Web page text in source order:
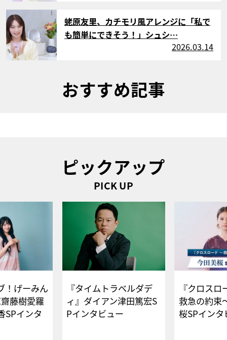
サムネイル
蛯原友里、カチモリ風アレンジに「私で
も簡単にできそう！」シュシ…
2026.03.14
おすすめ記事
ピックアップ
PICK UP
！げーみん
藤樹愛羅
SPインタ
『タイムトラベルダデ
ィ』ダイアン津田篤宏S
Pインタビュー
『クロス
救急の約束
桜SPイ